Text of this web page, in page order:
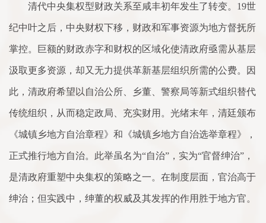
清代中央集权型财政关系至咸丰初年发生了转变。19世
纪中叶之后，中央财权下移，财政和军事资源为地方督抚所
掌控。巨额的财政赤字和财权的区域化使清政府亟需从基层
汲取更多资源，却又无力提供革新基层组织所需的公费。因
此，清政府希望以自治公所、乡董、警察局等新式组织替代
传统组织，从而稳定政局、充实财用。光绪末年，清廷颁布
《城镇乡地方自治章程》和《城镇乡地方自治选举章程》，
正式推行地方自治。此举虽名为“自治”，实为“官督绅治”，
是清政府重塑中央集权的策略之一。在制度层面，官治高于
绅治；但实践中，绅董的权威及其发挥的作用胜于地方官。